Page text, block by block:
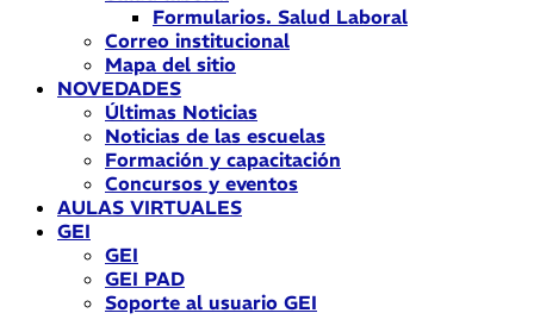
Formularios. Salud Laboral
Correo institucional
Mapa del sitio
NOVEDADES
Últimas Noticias
Noticias de las escuelas
Formación y capacitación
Concursos y eventos
AULAS VIRTUALES
GEI
GEI
GEI PAD
Soporte al usuario GEI